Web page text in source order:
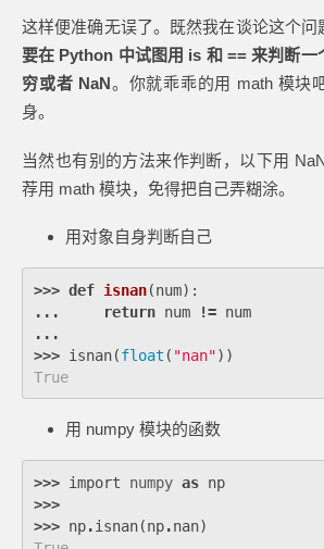
这样便准确无误了。既然我在谈论这个问
要在 Python 中试图用 is 和 == 来判断一
穷或者 NaN。你就乖乖的用 math 模块
身。
当然也有别的方法来作判断，以下用
荐用 math 模块，免得把自己弄糊涂。
用对象自身判断自己
>>> def isnan(num):
...
return num != num
...
>>> isnan(float ( "nan"))
True
用 numpy 模块的函数
>>> import numpy as np
>>>
>>> np.isnan(np.nan)